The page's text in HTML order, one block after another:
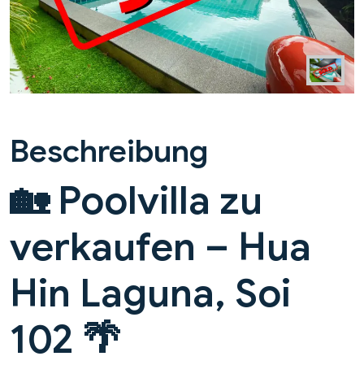
Beschreibung
🏡 Poolvilla zu
verkaufen – Hua
Hin Laguna, Soi
102 🌴